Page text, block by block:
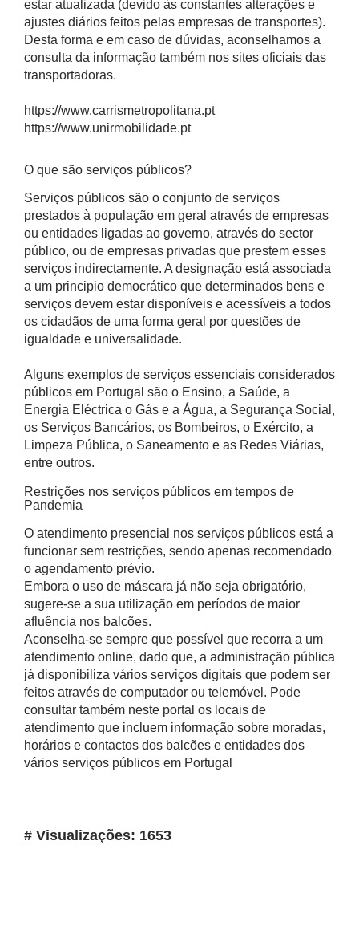
estar atualizada (devido às constantes alterações e
ajustes diários feitos pelas empresas de transportes).
Desta forma e em caso de dúvidas, aconselhamos a
consulta da informação também nos sites oficiais das
transportadoras.
https://www.carrismetropolitana.pt
https://www.unirmobilidade.pt
O que são serviços públicos?
Serviços públicos são o conjunto de serviços
prestados à população em geral através de empresas
ou entidades ligadas ao governo, através do sector
público, ou de empresas privadas que prestem esses
serviços indirectamente. A designação está associada
a um principio democrático que determinados bens e
serviços devem estar disponíveis e acessíveis a todos
os cidadãos de uma forma geral por questões de
igualdade e universalidade.
Alguns exemplos de serviços essenciais considerados
públicos em Portugal são o Ensino, a Saúde, a
Energia Eléctrica o Gás e a Água, a Segurança Social,
os Serviços Bancários, os Bombeiros, o Exército, a
Limpeza Pública, o Saneamento e as Redes Viárias,
entre outros.
Restrições nos serviços públicos em tempos de
Pandemia
O atendimento presencial nos serviços públicos está a
funcionar sem restrições, sendo apenas recomendado
o agendamento prévio.
Embora o uso de máscara já não seja obrigatório,
sugere-se a sua utilização em períodos de maior
afluência nos balcões.
Aconselha-se sempre que possível que recorra a um
atendimento online, dado que, a administração pública
já disponibiliza vários serviços digitais que podem ser
feitos através de computador ou telemóvel. Pode
consultar também neste portal os locais de
atendimento que incluem informação sobre moradas,
horários e contactos dos balcões e entidades dos
vários serviços públicos em Portugal
# Visualizações: 1653